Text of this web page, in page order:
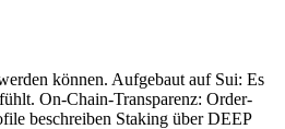
können. Aufgebaut auf Sui: Es
On-Chain-Transparenz: Order-
beschreiben Staking über DEEP